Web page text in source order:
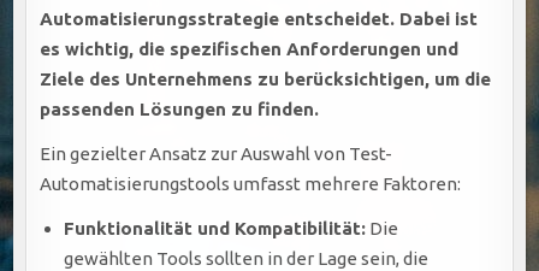
Automatisierungsstrategie entscheidet. Dabei ist
es wichtig, die spezifischen Anforderungen und
Ziele des Unternehmens zu berücksichtigen, um die
passenden Lösungen zu finden.
Ein gezielter Ansatz zur Auswahl von Test-
Automatisierungstools umfasst mehrere Faktoren:
Funktionalität und Kompatibilität: Die
gewählten Tools sollten in der Lage sein, die